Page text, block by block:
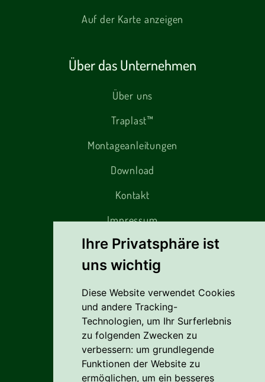
Ihre Privatsphäre ist
uns wichtig
Diese Website verwendet Cookies
und andere Tracking-
Technologien, um Ihr Surferlebnis
zu folgenden Zwecken zu
verbessern: um grundlegende
Funktionen der Website zu
ermöglichen, um ein besseres
Auf der Karte anzeigen
Über das Unternehmen
Über uns
Traplast™
Montageanleitungen
Download
Kontakt
Impressum
Alles rund um den Einkauf
Liefer- Und Versandkosten
Zahlungsbedingungen
AGB
Vertrag widerrufen